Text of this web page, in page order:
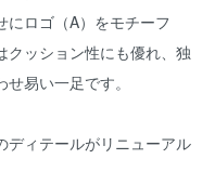
ロゴ（A）をモチーフ
クッション性にも優れ、独
易い一足です。
ディテールがリニューアル